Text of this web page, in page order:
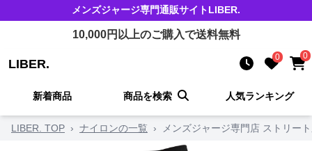
メンズジャージ専門通販サイトLIBER.
10,000円以上のご購入で送料無料
LIBER. 0 0
新着商品 商品を検索 人気ランキング
LIBER. TOP › ナイロンの一覧 › メンズジャージ専門店 ストリー